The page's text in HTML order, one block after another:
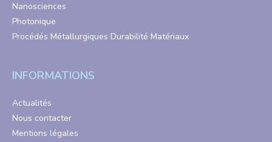
Nanosciences
Photonique
Procédés Métallurgiques Durabilité Matériaux
INFORMATIONS
Actualités
Nous contacter
Mentions légales